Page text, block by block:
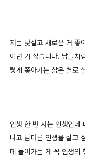
저는 낯설고 새로운 거 좋
이런 거 싫습니다. 남들처
렇게 쫒아가는 삶은 별로
인생 한 번 사는 인생인데
나고 남다른 인생을 살고
데 들어가는 게 꼭 인생의